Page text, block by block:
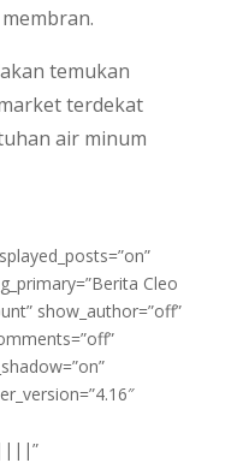
temukan
terdekat
air minum
Cleo
show_author=”off”